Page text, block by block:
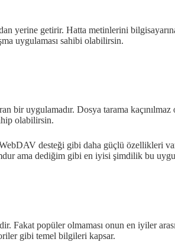
yerine getirir. Hatta metinlerini
uygulaması sahibi olabilirsin.
uygulamadır. Dosya tarama kaçınılmaz
olabilirsin.
desteği gibi daha güçlü özellikleri
ama dediğim gibi en iyisi şimdilik bu
popüler olmaması onun en iyiler
gibi temel bilgileri kapsar.